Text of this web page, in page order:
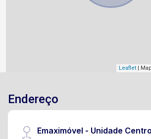
Leaflet |
Endereço
Emaximóvel - Unidade Centro